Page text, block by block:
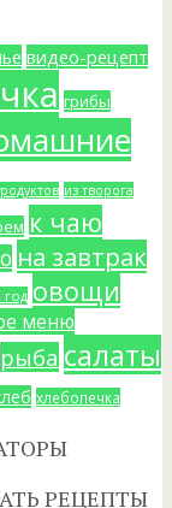
видео-рецепт
грибы
из творога
к чаю
на завтрак
овощи
меню
рыба салаты
хлебопечка
РЕЦЕПТЫ